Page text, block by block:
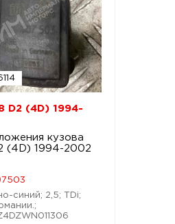
D2 (4D) 1994-
кузова
(4D) 1994-2002
синий; 2,5; TDi;